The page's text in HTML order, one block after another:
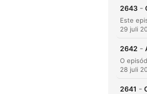
2643 -
29 juli
2642 -
28 juli
2641 -